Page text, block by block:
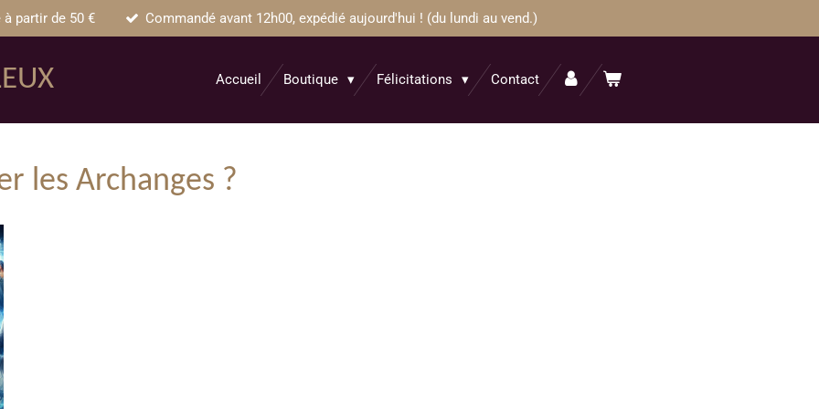
partir de 50 € Commandé avant 12h00, expédié aujourd'hui ! (du lundi au vend.)
Accueil Boutique Félicitations Contact
les Archanges ?